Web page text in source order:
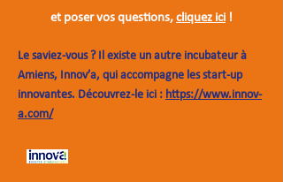
et poser vos questions, cliquez ici !
Le saviez-vous ? Il existe un autre incubateur à
Amiens, Innov’a, qui accompagne les start-up
innovantes. Découvrez-le ici : https://www.innov-
a.com/